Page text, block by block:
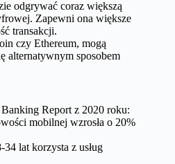
odgrywać coraz większą
Zapewni ona większe
transakcji.
czy Ethereum, mogą
alternatywnym sposobem
Report z 2020 roku:
mobilnej wzrosła o 20%
lat korzysta z usług